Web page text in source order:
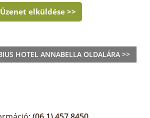
Üzenet elküldése >>
HOTEL ANNABELLA OLDALÁRA >>